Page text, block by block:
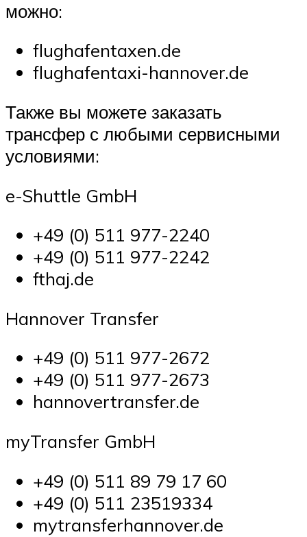
можно:
flughafentaxen.de
flughafentaxi-hannover.de
Также вы можете заказать
трансфер с любыми сервисными
условиями:
e-Shuttle GmbH
+49 (0) 511 977-2240
+49 (0) 511 977-2242
fthaj.de
Hannover Transfer
+49 (0) 511 977-2672
+49 (0) 511 977-2673
hannovertransfer.de
myTransfer GmbH
+49 (0) 511 89 79 17 60
+49 (0) 511 23519334
mytransferhannover.de